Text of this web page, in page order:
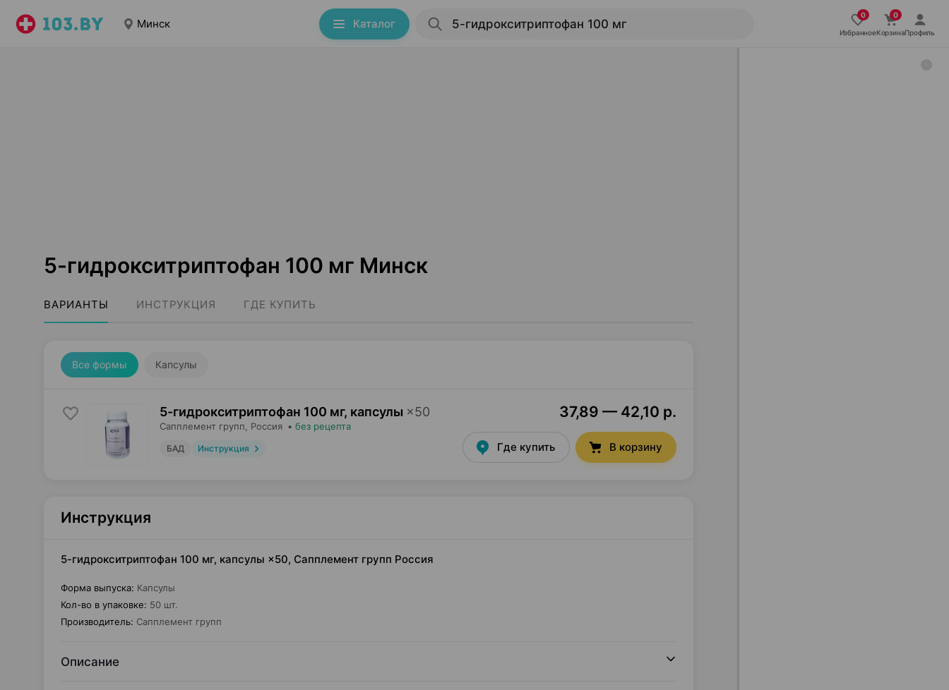
Минск Каталог
ИзбранноеКорзинаПрофиль
5-гидрокситриптофан 100 мг Минск
ВАРИАНТЫ ИНСТРУКЦИЯ ГДЕ КУПИТЬ
Все формы Капсулы
5-гидрокситриптофан 100 мг, капсулы ×50
Сапплемент групп , Россия • без рецепта
БАД Инструкция
37,89 — 42,10 р.
Где купить В корзину
Инструкция
5-гидрокситриптофан 100 мг, капсулы ×50, Сапплемент групп Россия
Форма выпуска: Капсулы
Кол-во в упаковке: 50 шт.
Производитель: Сапплемент групп
Описание